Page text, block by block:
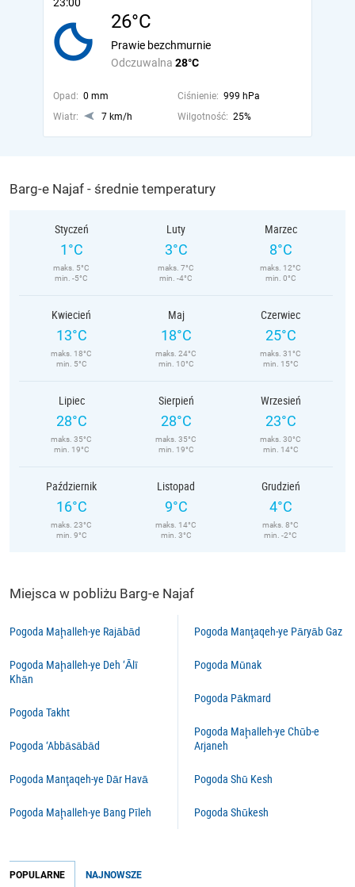
26°C
Odczuwalna 28°C
Prawie bezchmurnie
Opad: 0 mm Ciśnienie: 999 hPa
Wiatr:
7 km/h Wilgotność: 25%
Barg-e Najaf - średnie temperatury
Styczeń
1°C
maks. 5°C
min. -5°C
Luty
3°C
maks. 7°C
min. -4°C
Marzec
8°C
maks. 12°C
min. 0°C
Kwiecień
13°C
maks. 18°C
min. 5°C
Maj
18°C
maks. 24°C
min. 10°C
Czerwiec
25°C
maks. 31°C
min. 15°C
Lipiec
28°C
maks. 35°C
min. 19°C
Sierpień
28°C
maks. 35°C
min. 19°C
Wrzesień
23°C
maks. 30°C
min. 14°C
Październik
16°C
maks. 23°C
min. 9°C
Listopad
9°C
maks. 14°C
min. 3°C
Grudzień
4°C
maks. 8°C
min. -2°C
Miejsca w pobliżu Barg-e Najaf
Pogoda Maḩalleh-ye Rajābād
Pogoda Maḩalleh-ye Deh ‘Ālī
Khān
Pogoda Takht
Pogoda ‘Abbāsābād
Pogoda Manţaqeh-ye Dār Havā
Pogoda Maḩalleh-ye Bang Pīleh
Pogoda Manţaqeh-ye Pāryāb Gaz
Pogoda Mūnak
Pogoda Pākmard
Pogoda Maḩalleh-ye Chūb-e
Arjaneh
Pogoda Shū Kesh
Pogoda Shūkesh
POPULARNE NAJNOWSZE